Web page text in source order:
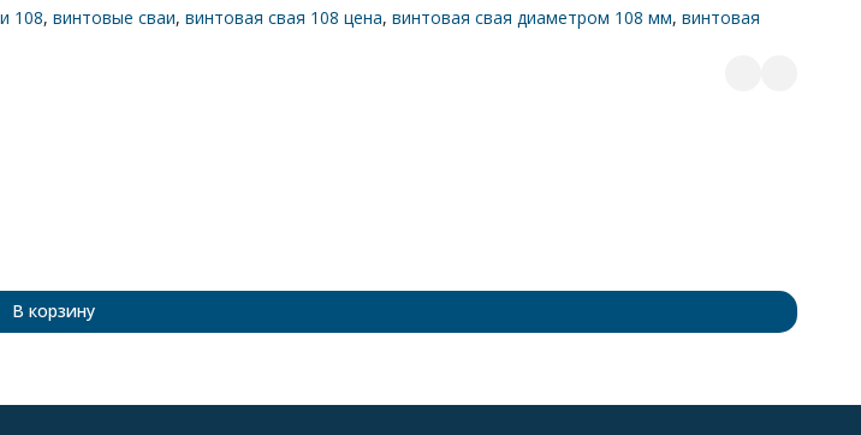
108, винтовые сваи, винтовая свая 108 цена, винтовая свая диаметром 108 мм, винтовая
В корзину